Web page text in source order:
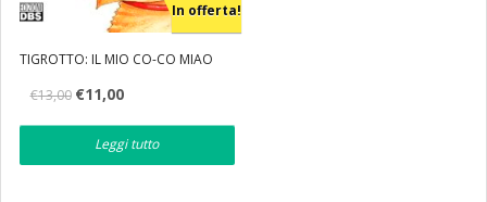
In offerta!
TIGROTTO: IL MIO CO-CO MIAO
€13,00 Il
originale
€11,00Il
attuale
è:
Leggi tutto